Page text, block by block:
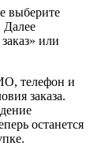
выберите
Далее
или
телефон и
заказа.
останется